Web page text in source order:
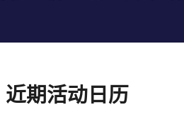
近期活动日历